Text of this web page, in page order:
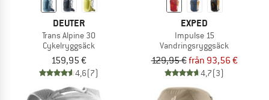
DEUTER
Trans Alpine 30
Cykelryggsäck
159,95 €
4,6(7)
EXPED
Impulse 15
Vandringsryggsäck
129,95 €från 93,56 €
4,7(3)